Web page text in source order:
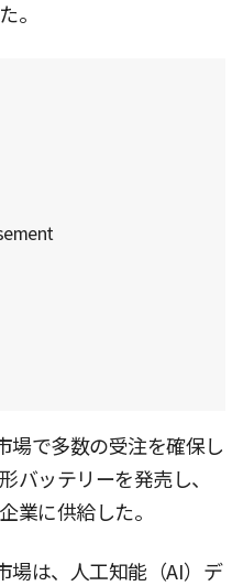
。
場で多数の受注を確保し
バッテリーを発売し、
業に供給した。
場は、人工知能（AI）デ